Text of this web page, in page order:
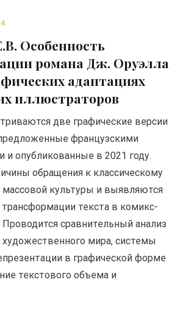
Особенность
романа Дж. Оруэлла
адаптациях
иллюстраторов
две графические версии
французскими
и опубликованные в 2021 году.
обращения к классическому
массовой культуры и выявляются
текста в комикс-
Проводится сравнительный анализ
мира, системы
в графической форме
текстового объема и